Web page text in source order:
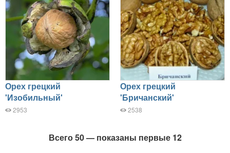
Орех грецкий
'Изобильный'
2953
Орех грецкий
'Бричанский'
2538
Всего 50 — показаны первые 12